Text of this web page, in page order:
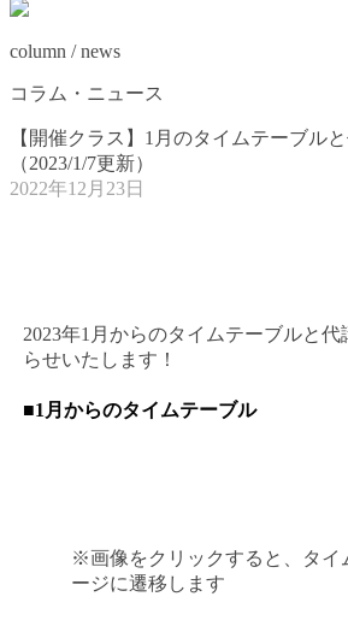
column / news
コラム・ニュース
【開催クラス】1月のタイムテーブル
（2023/1/7更新）
2022年12月23日
2023年1月からのタイムテーブルと
らせいたします！
■1月からのタイムテーブル
※画像をクリックすると、タイ
ージに遷移します